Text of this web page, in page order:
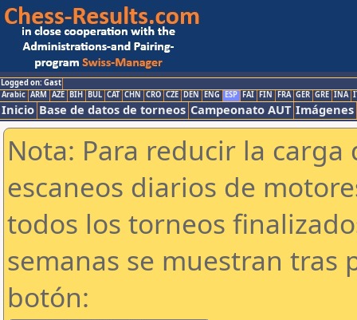
Logged on: Gast
Arabic ARM AZE BIH BUL CAT CHN CRO CZE DEN ENG ESP FAI FIN FRA GER GRE INA
Inicio Base de datos de torneos Campeonato AUT Imágenes
Nota: Para reducir la
escaneos diarios de
todos los torneos
semanas se muestran tras
botón: